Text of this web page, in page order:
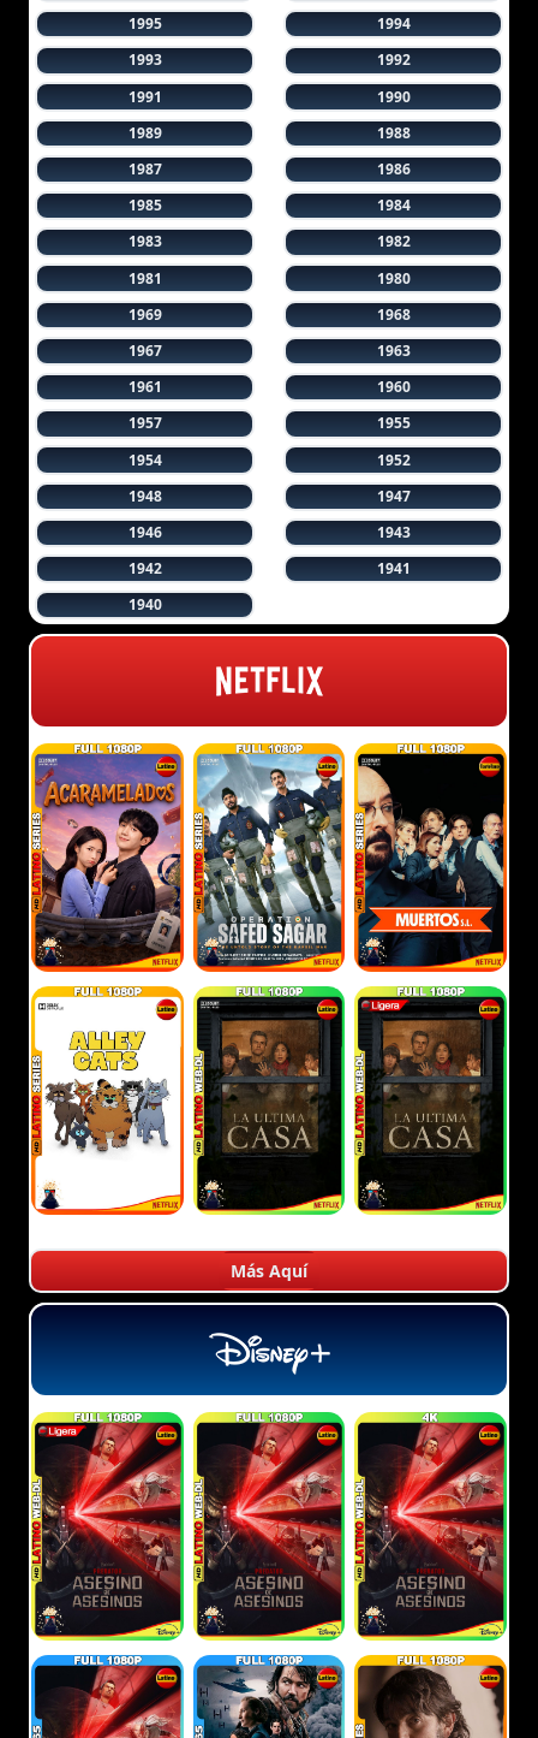
1995
1994
1993
1992
1991
1990
1989
1988
1987
1986
1985
1984
1983
1982
1981
1980
1969
1968
1967
1963
1961
1960
1957
1955
1954
1952
1948
1947
1946
1943
1942
1941
1940
Más Aquí